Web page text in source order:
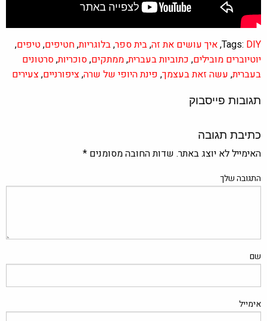
Tags: DIY
,איך עושים את זה,בית ספר,בלוגריות,חטיפים,טיפים,
יוטיוברים מובילים, כתוביות בעברית,ממתקים,סוכריות,סרטונים
בעברית, עשה זאת בעצמך, פינת היופי של שרה,ציפורניים,צעירים
תגובות פייסבוק
כתיבת תגובה
האימייל לא יוצג באתר. שדות החובה מסומנים *
התגובה שלך
שם
אימייל